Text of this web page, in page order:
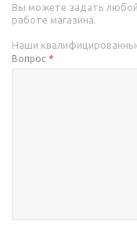
Вы можете задать любой
работе магазина.
Наши
Вопрос *